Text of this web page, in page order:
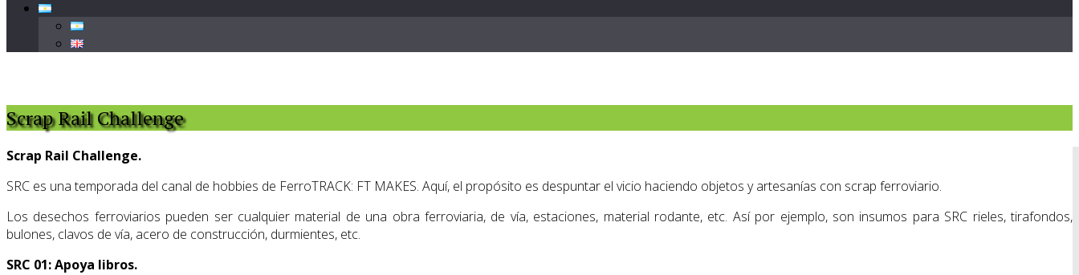
Scrap Rail Challenge
Scrap Rail Challenge.
SRC es una temporada del canal de hobbies de FerroTRACK: FT MAKES. Aquí, el propósito es despuntar el vicio haciendo objetos y artesanías con scrap ferroviario.
Los desechos ferroviarios pueden ser cualquier material de una obra ferroviaria, de vía, estaciones, material rodante, etc. Así por ejemplo, son insumos para SRC rieles, tirafondos,
bulones, clavos de vía, acero de construcción, durmientes, etc.
SRC 01: Apoya libros.